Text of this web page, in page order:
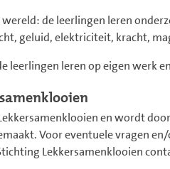
de leerlingen leren
geluid, elektriciteit, kracht,
leerlingen leren op eigen werk
en wordt
Voor eventuele vragen
Lekkersamenklooien